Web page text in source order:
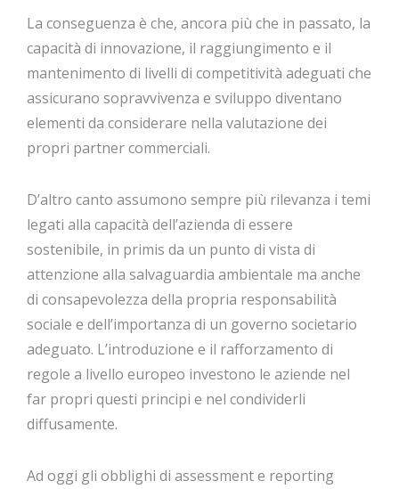
La conseguenza è che, ancora più che in passato, la
capacità di innovazione, il raggiungimento e il
mantenimento di livelli di competitività adeguati che
assicurano sopravvivenza e sviluppo diventano
elementi da considerare nella valutazione dei
propri partner commerciali.
D’altro canto assumono sempre più rilevanza i temi
legati alla capacità dell’azienda di essere
sostenibile, in primis da un punto di vista di
attenzione alla salvaguardia ambientale ma anche
di consapevolezza della propria responsabilità
sociale e dell’importanza di un governo societario
adeguato. L’introduzione e il rafforzamento di
regole a livello europeo investono le aziende nel
far propri questi principi e nel condividerli
diffusamente.
Ad oggi gli obblighi di assessment e reporting